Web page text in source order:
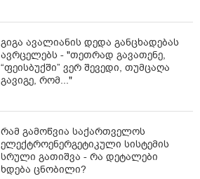
გიგა ავალიანის დედა განცხადებას
ავრცელებს - "თეთრად გავათენე,
“ფეისბუქში” ვერ შევედი, თუმცაღა
გავიგე, რომ..."
რამ გამოწვია საქართველოს
ელექტროენერგეტიკული სისტემის
სრული გათიშვა - რა დეტალები
ხდება ცნობილი?